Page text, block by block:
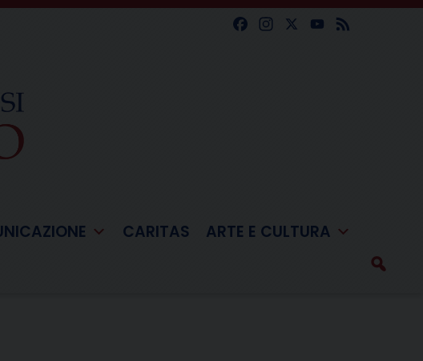
Facebook
Instagram
X YouTube
Feed
CARITAS
ARTE E CULTURA